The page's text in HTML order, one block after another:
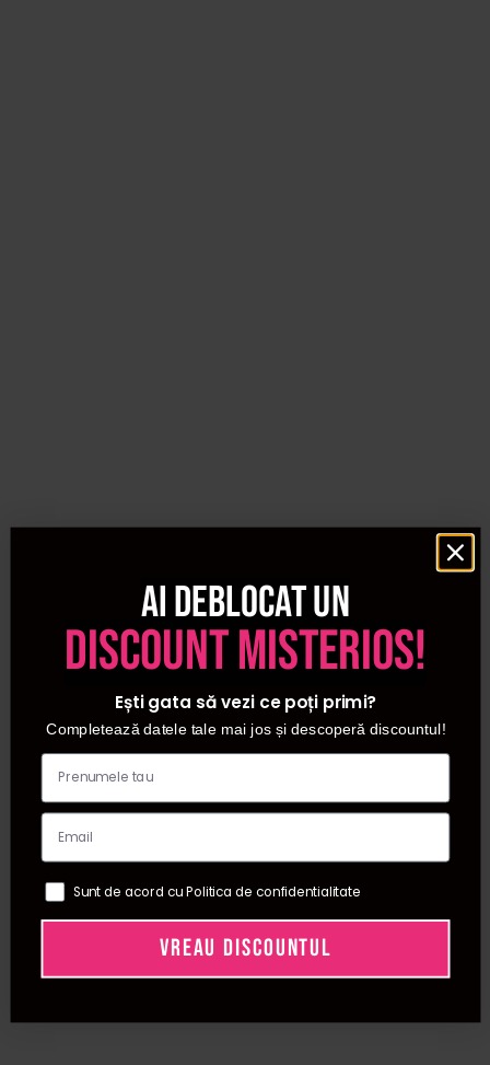
Ai deblocat un
discount misterios!
Ești gata să vezi ce poți primi?
Completează datele tale mai jos și descoperă discountul!
Sunt de acord cu Politica de confidentialitate
VREAU DISCOUNTUL